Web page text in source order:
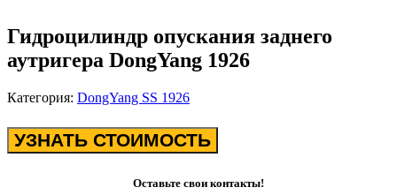
Гидроцилиндр опускания заднего
аутригера DongYang 1926
Категория: DongYang SS 1926
УЗНАТЬ СТОИМОСТЬ
Оставьте свои контакты!